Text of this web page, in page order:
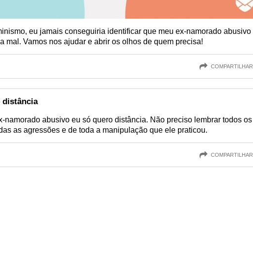
eu jamais conseguiria identificar que meu ex-namorado abusivo
mal. Vamos nos ajudar e abrir os olhos de quem precisa!
COMPARTILHAR
distância
namorado abusivo eu só quero distância. Não preciso lembrar todos os
as agressões e de toda a manipulação que ele praticou.
COMPARTILHAR